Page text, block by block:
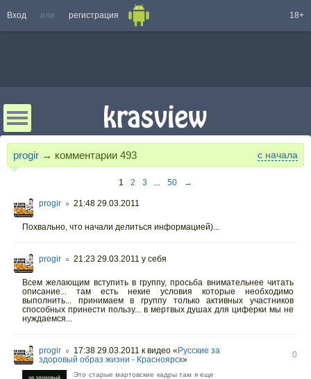
Вход или регистрация 18+
progir → комментарии 493 с начала
1 2 3 ... 50 →
progir ○ 21:48 29.03.2011
Похвально, что начали делиться информацией)...
progir ○ 21:23 29.03.2011 у себя
Всем желающим вступить в группу, просьба внимательнее читать
описание... там есть некие условия которые необходимо
выполнить... принимаем в группу только активных участников
способных принести пользу... в мертвых душах для циферки мы не
нуждаемся...
progir ○ 17:38 29.03.2011 к видео « Русские за
здоровый образ жизни - Красноярск» 0
Это старые мартовские кадры там я еще